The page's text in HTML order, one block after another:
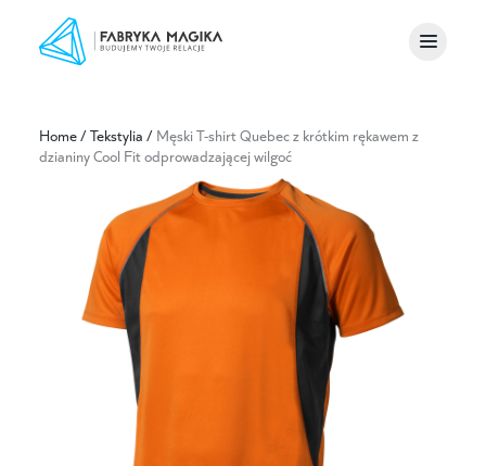
Home/Tekstylia / Męski T-shirt Quebec z krótkim rękawem z
dzianiny Cool Fit odprowadzającej wilgoć